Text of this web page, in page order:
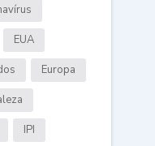
EUA
Europa
IPI